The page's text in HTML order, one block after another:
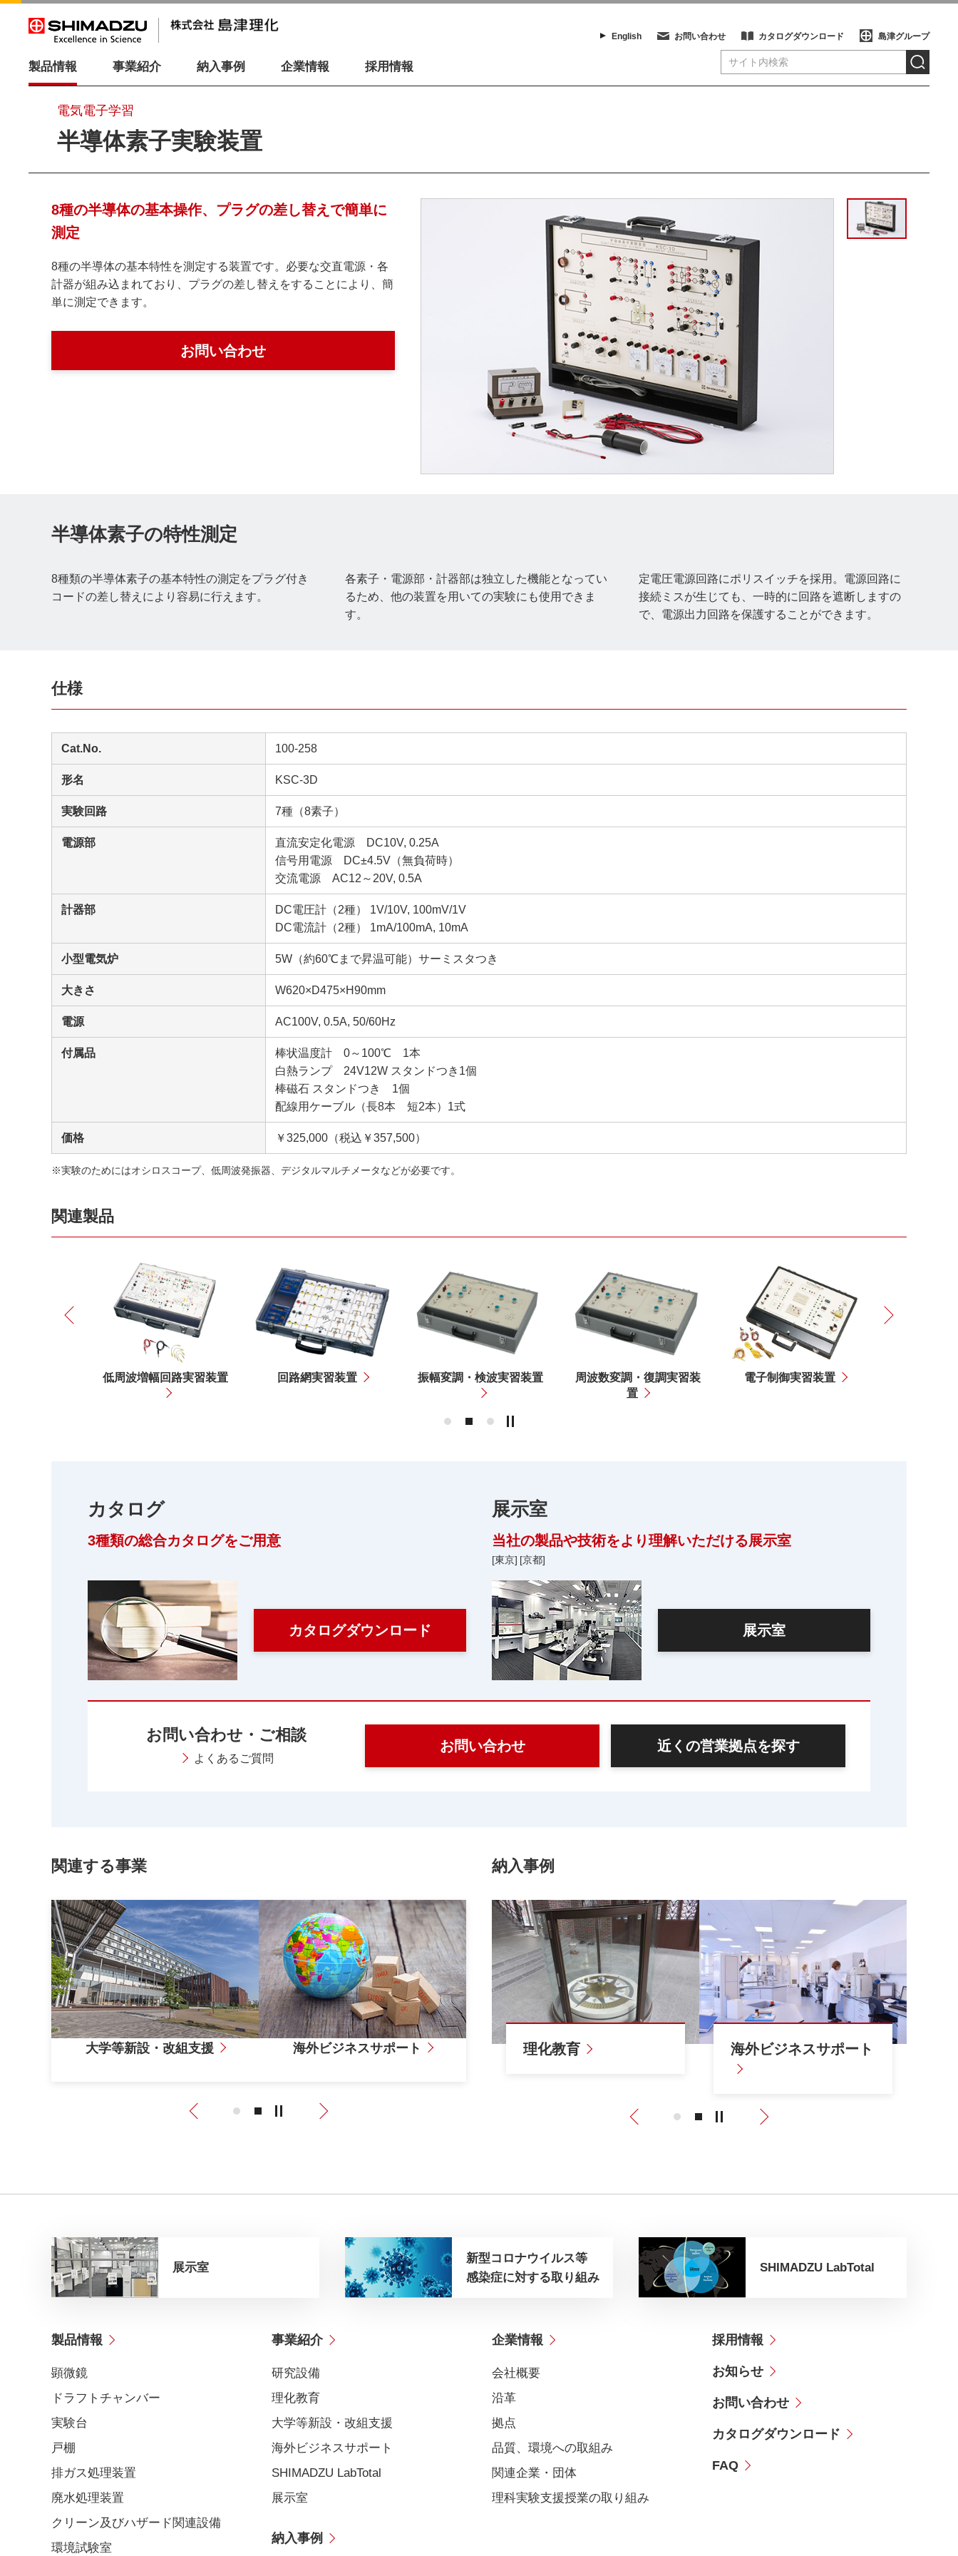
English お問い合わせ カタログダウンロード 島津グループ
製品情報 事業紹介 納入事例 企業情報 採用情報
電気電子学習
半導体素子実験装置
8種の半導体の基本操作、プラグの差し替えで簡単に
測定
8種の半導体の基本特性を測定する装置です。必要な交直電源・各
計器が組み込まれており、プラグの差し替えをすることにより、簡
単に測定できます。
お問い合わせ
半導体素子の特性測定
8種類の半導体素子の基本特性の測定をプラグ付き
コードの差し替えにより容易に行えます。
各素子・電源部・計器部は独立した機能となってい
るため、他の装置を用いての実験にも使用できま
す。
定電圧電源回路にポリスイッチを採用。電源回路に
接続ミスが生じても、一時的に回路を遮断しますの
で、電源出力回路を保護することができます。
仕様
Cat.No. 100-258
形名 KSC-3D
実験回路 7種（8素子）
電源部
直流安定化電源 DC10V, 0.25A
信号用電源 DC±4.5V（無負荷時）
交流電源 AC12～20V, 0.5A
計器部
DC電圧計（2種） 1V/10V, 100mV/1V
DC電流計（2種） 1mA/100mA, 10mA
小型電気炉 5W（約60℃まで昇温可能）サーミスタつき
大きさ W620×D475×H90mm
電源 AC100V, 0.5A, 50/60Hz
付属品
棒状温度計 0～100℃ 1本
白熱ランプ 24V12W スタンドつき1個
棒磁石 スタンドつき 1個
配線用ケーブル（長8本 短2本）1式
価格 ￥325,000（税込￥357,500）
※実験のためにはオシロスコープ、低周波発振器、デジタルマルチメータなどが必要です。
関連製品
Previous
低周波増幅回路実習装置 回路網実習装置 振幅変調・検波実習装置
周波数変調・復調実習装
置
電子制御実習装置
カタログ
3種類の総合カタログをご用意
カタログダウンロード
展示室
当社の製品や技術をより理解いただける展示室
[東京] [京都]
展示室
お問い合わせ・ご相談
よくあるご質問
お問い合わせ 近くの営業拠点を探す
関連する事業
大学等新設・改組支援 海外ビジネスサポート 研究設備 理化教育
Previous
納入事例
海外ビジネスサポート 研究設備 理化教育 海外ビジネスサポート
Previous
展示室
新型コロナウイルス等
感染症に対する取り組み
SHIMADZU LabTotal
製品情報
顕微鏡
ドラフトチャンバー
実験台
戸棚
排ガス処理装置
廃水処理装置
クリーン及びハザード関連設備
環境試験室
事業紹介
研究設備
理化教育
大学等新設・改組支援
海外ビジネスサポート
SHIMADZU LabTotal
展示室
納入事例
企業情報
会社概要
沿革
拠点
品質、環境への取組み
関連企業・団体
理科実験支援授業の取り組み
採用情報
お知らせ
お問い合わせ
カタログダウンロード
FAQ